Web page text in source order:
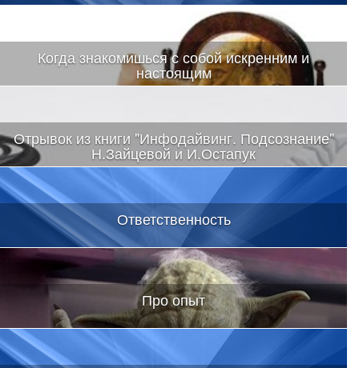
Когда знакомишься с собой искренним и
настоящим
Отрывок из книги "Инфодайвинг. Подсознание"
Н.Зайцевой и И.Остапук
Ответственность
Про опыт